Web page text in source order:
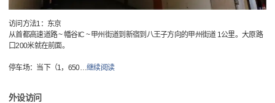
访问方法1：东京
从首都高速道路 ~ 幡谷IC ~ 甲州街道到新宿到八王子方向的甲州街道 1公里。大原路
口200米就在前面。
停车场：当下（1，650…继续阅读
外设访问